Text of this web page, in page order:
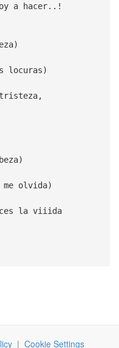
a hacer..!
locuras)
tristeza,
olvida)
la viiida
| Cookie Settings